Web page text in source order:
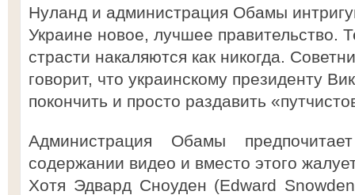
Нуланд и администрация Обамы
Украине новое, лучшее правительство.
страсти накаляются как никогда.
говорит, что украинскому президенту
покончить и просто раздавить
Администрация Обамы
содержании видео и вместо этого
Хотя Эдвард Сноуден (Edward